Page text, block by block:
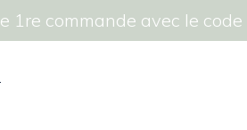
1re commande avec le code